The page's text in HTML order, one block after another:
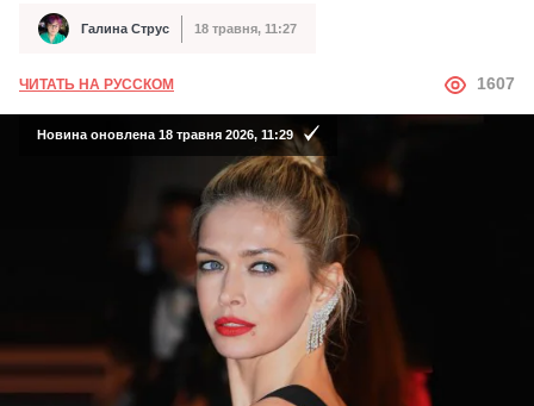
Автор Галина Струс
Дата публікації 18 травня, 11:27
ЧИТАТЬ НА РУССКОМ АВТОР
1607
Новина оновлена 18 травня 2026, 11:29